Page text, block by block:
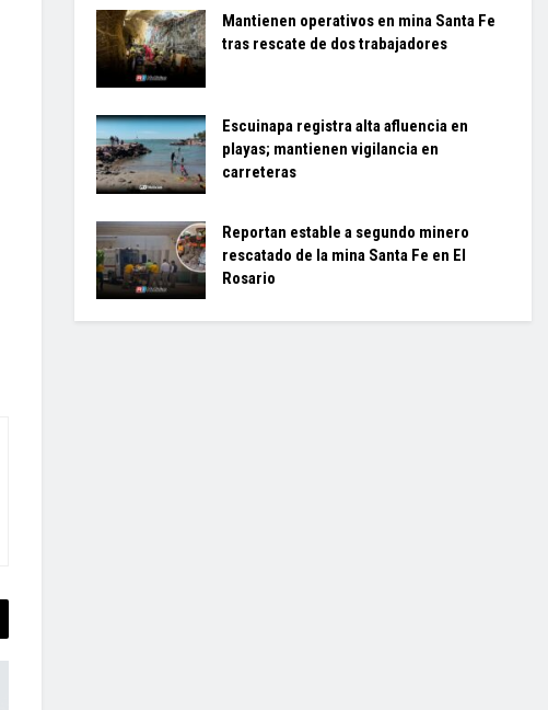
Mantienen operativos en mina Santa Fe
tras rescate de dos trabajadores
Escuinapa registra alta afluencia en
playas; mantienen vigilancia en
carreteras
Reportan estable a segundo minero
rescatado de la mina Santa Fe en El
Rosario